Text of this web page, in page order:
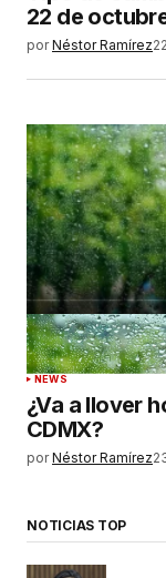
22 de
por Néstor Ramírez
NEWS
¿Va a llover
CDMX?
por Néstor Ramírez
NOTICIAS TOP